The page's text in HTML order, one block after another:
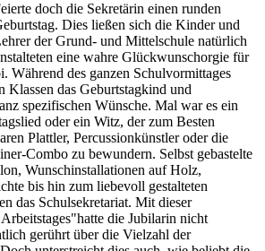
doch die Sekretärin einen runden
Dies ließen sich die Kinder und
der Grund- und Mittelschule natürlich
eine wahre Glückwunschorgie für
Während des ganzen Schulvormittages
Klassen das Geburtstagkind und
spezifischen Wünsche. Mal war es ein
oder ein Witz, der zum Besten
Plattler, Percussionkünstler oder die
Combo zu bewundern. Selbst gebastelte
Wunschinstallationen auf Holz,
bis hin zum liebevoll gestalteten
das Schulsekretariat. Mit dieser
die Jubilarin nicht
gerührt über die Vielzahl der